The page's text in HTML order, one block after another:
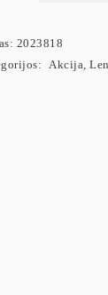
2023818
Akcija,